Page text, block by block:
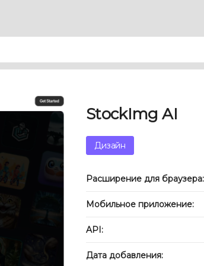
StockImg AI
Дизайн
Расширение для браузера:
Мобильное приложение:
API:
Дата добавления: